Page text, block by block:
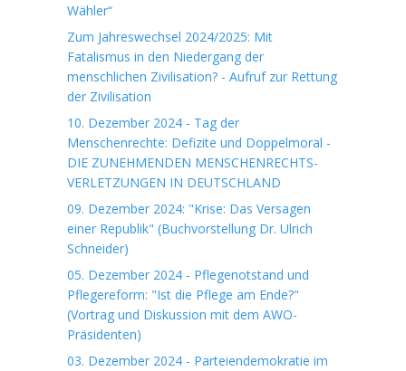
Wähler“
Zum Jahreswechsel 2024/2025: Mit
Fatalismus in den Niedergang der
menschlichen Zivilisation? - Aufruf zur Rettung
der Zivilisation
10. Dezember 2024 - Tag der
Menschenrechte: Defizite und Doppelmoral -
DIE ZUNEHMENDEN MENSCHENRECHTS-
VERLETZUNGEN IN DEUTSCHLAND
09. Dezember 2024: "Krise: Das Versagen
einer Republik" (Buchvorstellung Dr. Ulrich
Schneider)
05. Dezember 2024 - Pflegenotstand und
Pflegereform: "Ist die Pflege am Ende?"
(Vortrag und Diskussion mit dem AWO-
Präsidenten)
03. Dezember 2024 - Parteiendemokratie im